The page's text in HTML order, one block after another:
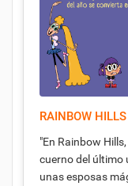
RAINBOW HILLS
"En Rainbow
cuerno del último
unas esposas